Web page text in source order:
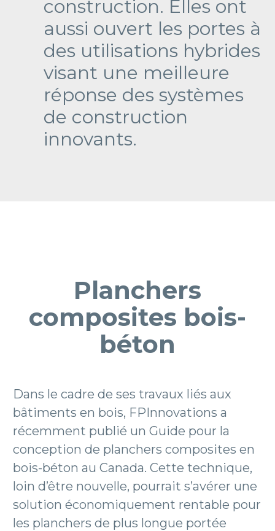
construction. Elles ont
aussi ouvert les portes à
des utilisations hybrides
visant une meilleure
réponse des systèmes
de construction
innovants.
Planchers
composites bois-
béton
Dans le cadre de ses travaux liés aux
bâtiments en bois, FPInnovations a
récemment publié un Guide pour la
conception de planchers composites en
bois-béton au Canada. Cette technique,
loin d’être nouvelle, pourrait s’avérer une
solution économiquement rentable pour
les planchers de plus longue portée